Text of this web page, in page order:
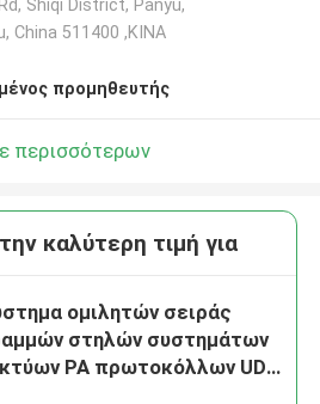
Shiqi District, Panyu,
China 511400 ,ΚΙΝΑ
προμηθευτής
περισσότερων
καλύτερη τιμή για
ομιλητών σειράς
στηλών συστημάτων
PA πρωτοκόλλων UDP